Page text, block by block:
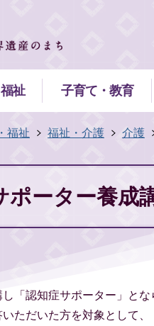
祉 子育て・教育
福祉 福祉・介護 介護
ポーター養成
「認知症サポーター」と
ただいた方を対象として